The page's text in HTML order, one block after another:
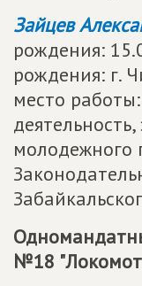
Зайцев
рождения:
рождения: г.
место
молодежного
№18